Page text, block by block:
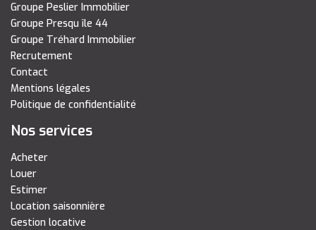
Groupe Peslier Immobilier
Groupe Presqu île 44
Groupe Tréhard Immobilier
Recrutement
Contact
Mentions légales
Politique de confidentialité
Nos services
Acheter
Louer
Estimer
Location saisonnière
Gestion locative